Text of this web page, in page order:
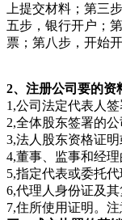
上提交材料；第三
五步，银行开户；
票；第八步，开始开
2、注册公司要的资
1,公司法定代表人
2,全体股东签署的公
3,法人股东资格证
4,董事、监事和经
5,指定代表或委托代
6,代理人身份证及其
7,住所使用证明。